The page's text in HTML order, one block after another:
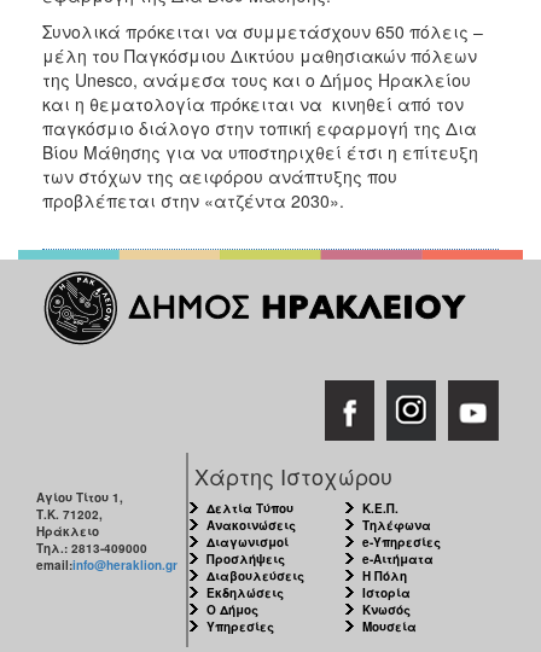
Συνολικά πρόκειται να συμμετάσχουν 650 πόλεις –
μέλη του Παγκόσμιου Δικτύου μαθησιακών πόλεων
της Unesco, ανάμεσα τους και ο Δήμος Ηρακλείου
και η θεματολογία πρόκειται να κινηθεί από τον
παγκόσμιο διάλογο στην τοπική εφαρμογή της Δια
Βίου Μάθησης για να υποστηριχθεί έτσι η επίτευξη
των στόχων της αειφόρου ανάπτυξης που
προβλέπεται στην «ατζέντα 2030».
Αγίου Τίτου 1,
Τ.Κ. 71202,
Ηράκλειο
Τηλ.: 2813-409000
email:info@heraklion.gr
Χάρτης Ιστοχώρου
Δελτία Τύπου
Ανακοινώσεις
Διαγωνισμοί
Προσλήψεις
Διαβουλεύσεις
Εκδηλώσεις
Ο Δήμος
Υπηρεσίες
Κ.Ε.Π.
Τηλέφωνα
e-Υπηρεσίες
e-Αιτήματα
Η Πόλη
Ιστορία
Κνωσός
Μουσεία